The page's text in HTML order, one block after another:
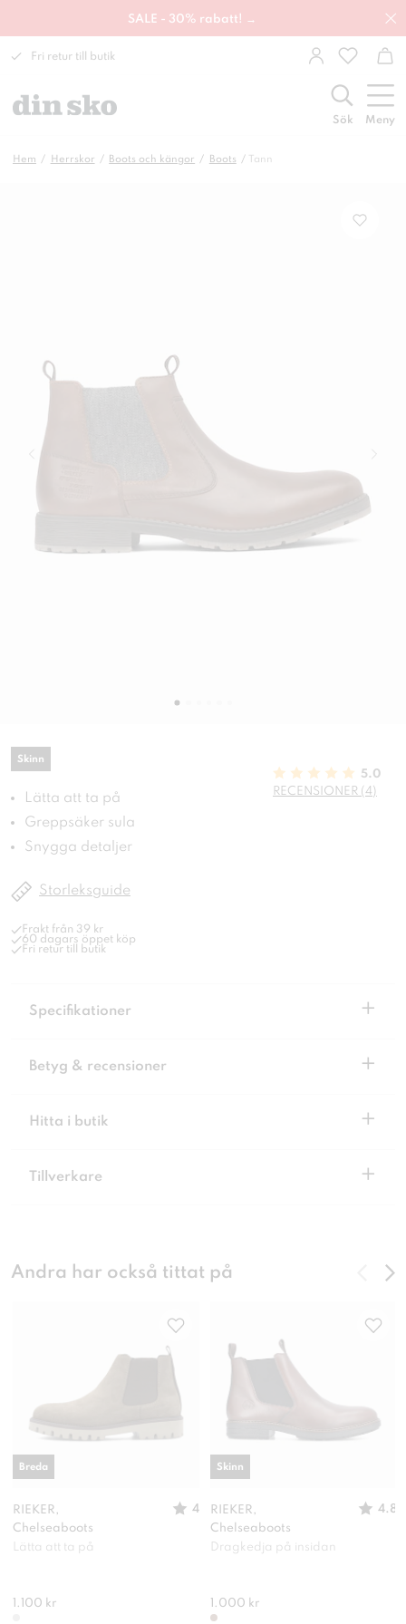
SALE - 30% rabatt! →
Fri retur till butik
Sök Meny
Hem Herrskor Boots och kängor Boots Tann
Skinn
Lätta att ta på
Greppsäker sula
Snygga detaljer
5.0
RECENSIONER (4)
Storleksguide
Frakt från 39 kr
60 dagars öppet köp
Fri retur till butik
Specifikationer +
Betyg & recensioner +
Hitta i butik +
Tillverkare +
Andra har också tittat på
RIEKER,
Chelseaboots
4
Lätta att ta på
1.100 kr
Breda
RIEKER,
Chelseaboots
4.8
Dragkedja på insidan
1.000 kr
Skinn